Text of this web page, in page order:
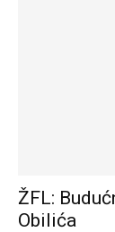
ŽFL:
Obilića